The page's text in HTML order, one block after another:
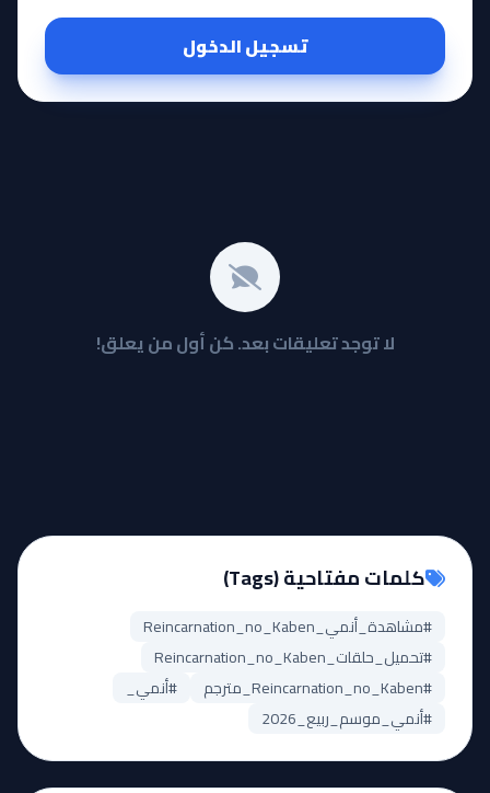
تسجيل الدخول
لا توجد تعليقات بعد. كن أول من يعلق!
كلمات مفتاحية (Tags)
#مشاهدة_أنمي_Reincarnation_no_Kaben
#تحميل_حلقات_Reincarnation_no_Kaben
#Reincarnation_no_Kaben_مترجم
#أنمي_
#أنمي_موسم_ربيع_2026